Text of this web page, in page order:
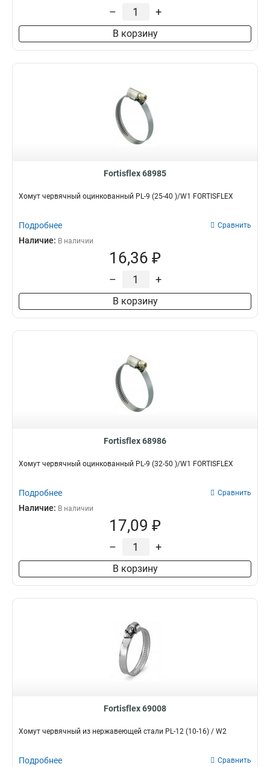
– +
В корзину
Fortisflex 68985
Хомут червячный оцинкованный PL-9 (25-40 )/W1 FORTISFLEX
Подробнее Сравнить
Наличие: В наличии
16,36 ₽
– +
В корзину
Fortisflex 68986
Хомут червячный оцинкованный PL-9 (32-50 )/W1 FORTISFLEX
Подробнее Сравнить
Наличие: В наличии
17,09 ₽
– +
В корзину
Fortisflex 69008
Хомут червячный из нержавеющей стали PL-12 (10-16) / W2
Подробнее Сравнить